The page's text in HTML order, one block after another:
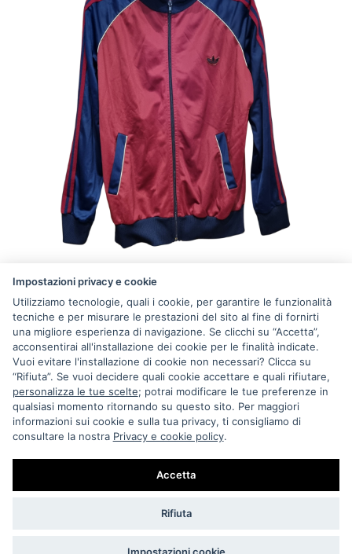
Maglioni e Felpe
VINTAGE RARE ADIDAS TRACK TOP JACKET
OLDSCHOOL TREFOIL 80S WEST GERMANY
€ 130 Esaurito
Impostazioni privacy e cookie
Utilizziamo tecnologie, quali i cookie, per garantire le funzionalità
tecniche e per misurare le prestazioni del sito al fine di fornirti
una migliore esperienza di navigazione. Se clicchi su “Accetta”,
acconsentirai all'installazione dei cookie per le finalità indicate.
Vuoi evitare l'installazione di cookie non necessari? Clicca su
“Rifiuta”. Se vuoi decidere quali cookie accettare e quali rifiutare,
personalizza le tue scelte; potrai modificare le tue preferenze in
qualsiasi momento ritornando su questo sito. Per maggiori
informazioni sui cookie e sulla tua privacy, ti consigliamo di
consultare la nostra Privacy e cookie policy.
Accetta
Rifiuta